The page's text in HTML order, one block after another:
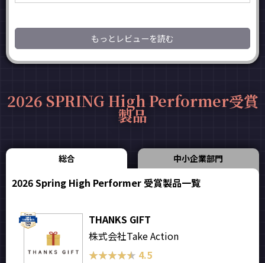
もっとレビューを読む
2026 SPRING High Performer受賞
製品
総合 中小企業部門
2026 Spring High Performer 受賞製品一覧
THANKS GIFT
株式会社Take Action
★★★★★
★★★★★ 4.5